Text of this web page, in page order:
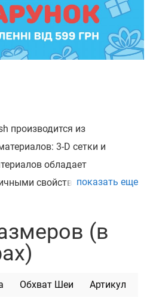
производится из
3-D сетки и
обладает
свойствами. Одно из
Mesh обладает
с водной средой и
цвета, если Ваша собака
показать еще
(в
Обхват Шеи Артикул